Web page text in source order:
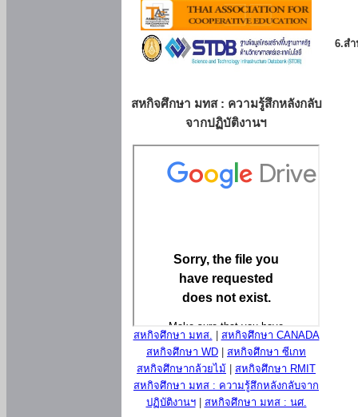
สหกิจศึกษา มทส : ความรู้สึกหลังกลับ
จากปฏิบัติงานฯ
สหกิจศึกษา มทส.
สหกิจศึกษา CANADA
สหกิจศึกษา WD
สหกิจศึกษา ซีเกท
สหกิจศึกษากล้วยไม้
สหกิจศึกษา RMIT
สหกิจศึกษา มทส : ความรู้สึกหลังกลับจาก
ปฏิบัติงานฯ| สหกิจศึกษา มทส : นศ.
6.ส